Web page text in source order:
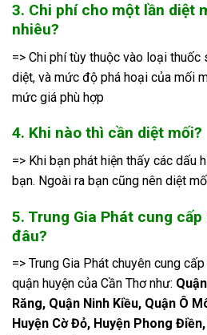
3. Chi phí cho một lần diệt
nhiêu?
=> Chi phí tùy thuộc vào loại
diệt, và mức độ phá hoại của mối
mức giá phù hợp
4. Khi nào thì cần diệt mối?
=> Khi bạn phát hiện thấy các dấu
bạn. Ngoài ra bạn cũng nên diệt
5. Trung Gia Phát cung
đâu?
=> Trung Gia Phát chuyên cung
quận huyện của Cần Thơ như:
Răng, Quận Ninh Kiều, Quận Ô
Huyện Cờ Đỏ, Huyện Phong